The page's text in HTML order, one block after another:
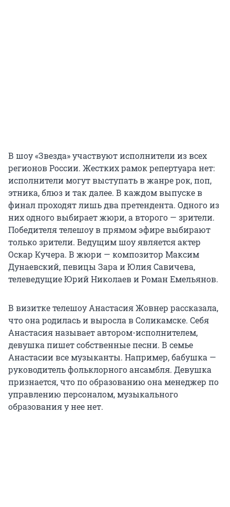
В шоу «Звезда» участвуют исполнители из всех
регионов России. Жестких рамок репертуара нет:
исполнители могут выступать в жанре рок, поп,
этника, блюз и так далее. В каждом выпуске в
финал проходят лишь два претендента. Одного из
них одного выбирает жюри, а второго — зрители.
Победителя телешоу в прямом эфире выбирают
только зрители. Ведущим шоу является актер
Оскар Кучера. В жюри — композитор Максим
Дунаевский, певицы Зара и Юлия Савичева,
телеведущие Юрий Николаев и Роман Емельянов.
В визитке телешоу Анастасия Жовнер рассказала,
что она родилась и выросла в Соликамске. Себя
Анастасия называет автором-исполнителем,
девушка пишет собственные песни. В семье
Анастасии все музыканты. Например, бабушка —
руководитель фольклорного ансамбля. Девушка
признается, что по образованию она менеджер по
управлению персоналом, музыкального
образования у нее нет.